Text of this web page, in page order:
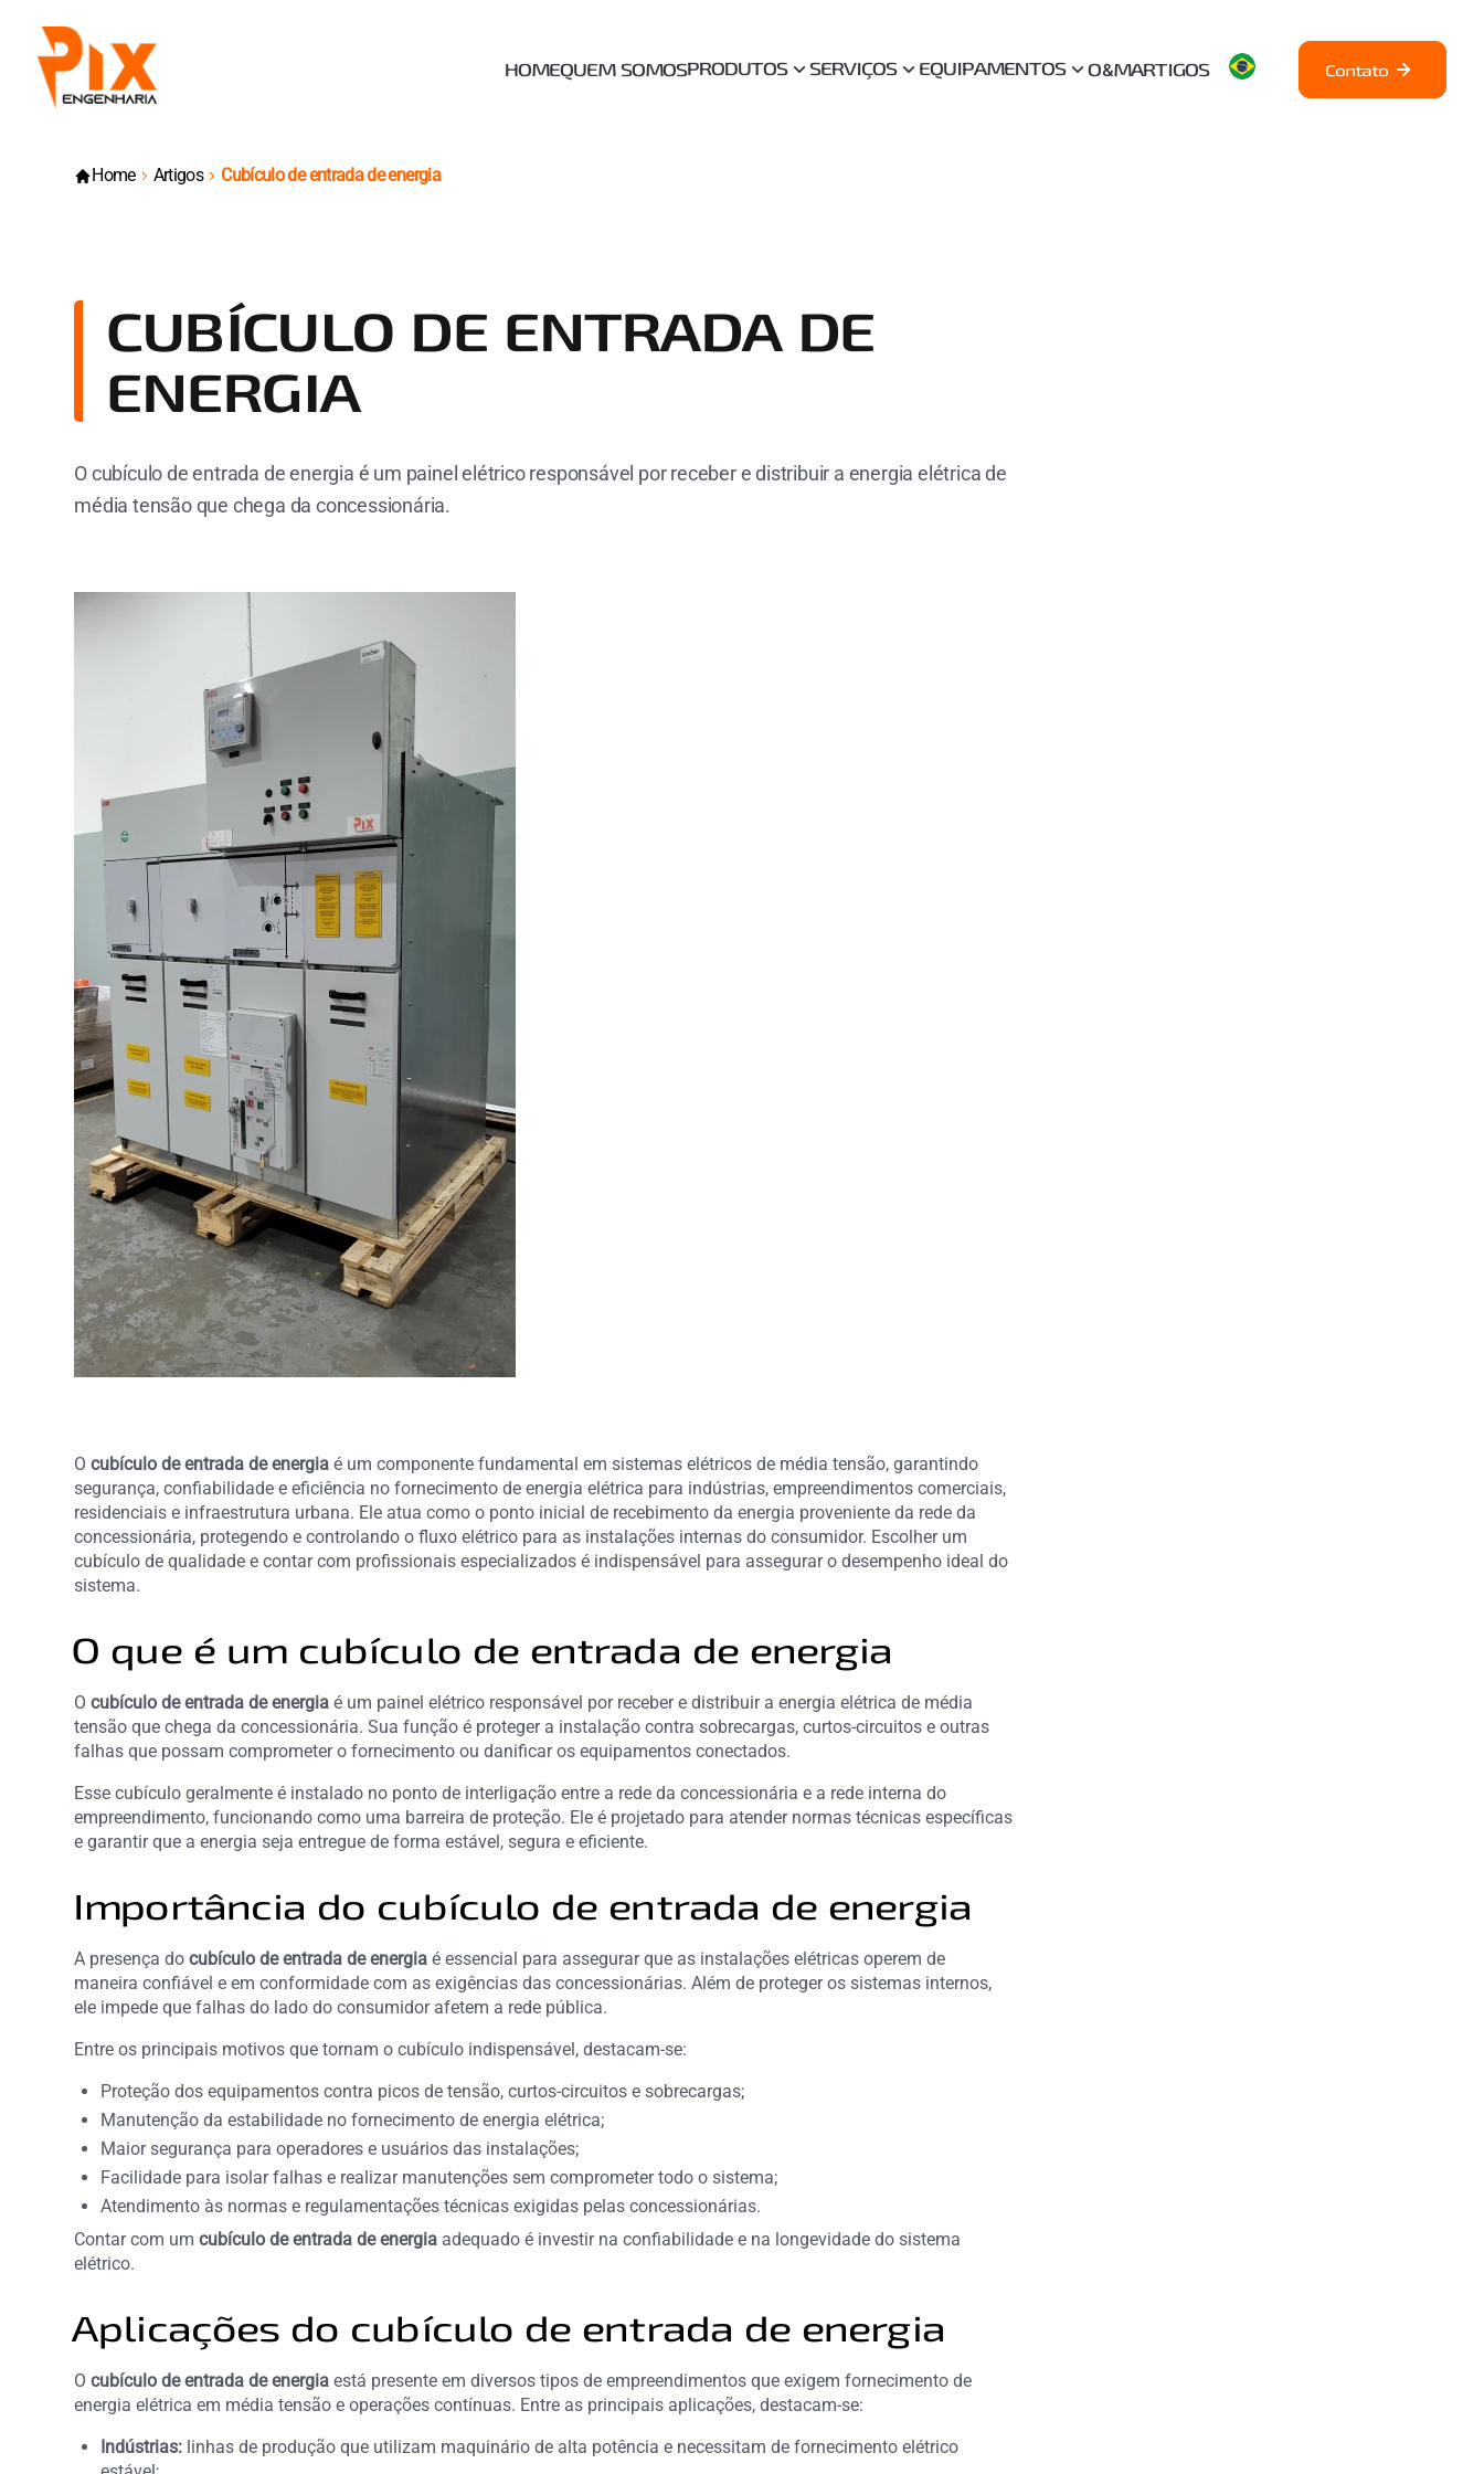
HOMEQUEM SOMOSPRODUTOS SERVIÇOS EQUIPAMENTOS O&MARTIGOS Contato
Home Artigos Cubículo de entrada de energia
CUBÍCULO DE ENTRADA DE
ENERGIA
O cubículo de entrada de energia é um painel elétrico responsável por receber e distribuir a energia elétrica de
média tensão que chega da concessionária.
Ocubículo de entrada de energia é um componente fundamental em sistemas elétricos de média tensão, garantindo
segurança, confiabilidade e eficiência no fornecimento de energia elétrica para indústrias, empreendimentos comerciais,
residenciais e infraestrutura urbana. Ele atua como o ponto inicial de recebimento da energia proveniente da rede da
concessionária, protegendo e controlando o fluxo elétrico para as instalações internas do consumidor. Escolher um
cubículo de qualidade e contar com profissionais especializados é indispensável para assegurar o desempenho ideal do
sistema.
O que é um cubículo de entrada de energia
Ocubículo de entrada de energia é um painel elétrico responsável por receber e distribuir a energia elétrica de média
tensão que chega da concessionária. Sua função é proteger a instalação contra sobrecargas, curtos-circuitos e outras
falhas que possam comprometer o fornecimento ou danificar os equipamentos conectados.
Esse cubículo geralmente é instalado no ponto de interligação entre a rede da concessionária e a rede interna do
empreendimento, funcionando como uma barreira de proteção. Ele é projetado para atender normas técnicas específicas
e garantir que a energia seja entregue de forma estável, segura e eficiente.
Importância do cubículo de entrada de energia
A presença docubículo de entrada de energia é essencial para assegurar que as instalações elétricas operem de
maneira confiável e em conformidade com as exigências das concessionárias. Além de proteger os sistemas internos,
ele impede que falhas do lado do consumidor afetem a rede pública.
Entre os principais motivos que tornam o cubículo indispensável, destacam-se:
Proteção dos equipamentos contra picos de tensão, curtos-circuitos e sobrecargas;
Manutenção da estabilidade no fornecimento de energia elétrica;
Maior segurança para operadores e usuários das instalações;
Facilidade para isolar falhas e realizar manutenções sem comprometer todo o sistema;
Atendimento às normas e regulamentações técnicas exigidas pelas concessionárias.
Contar com umcubículo de entrada de energia adequado é investir na confiabilidade e na longevidade do sistema
elétrico.
Aplicações do cubículo de entrada de energia
Ocubículo de entrada de energia está presente em diversos tipos de empreendimentos que exigem fornecimento de
energia elétrica em média tensão e operações contínuas. Entre as principais aplicações, destacam-se:
Indústrias: linhas de produção que utilizam maquinário de alta potência e necessitam de fornecimento elétrico